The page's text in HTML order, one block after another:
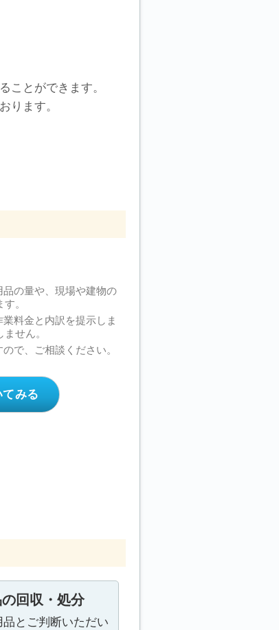
ことができます。
ります。
の量や、現場や建物の
。
料金と内訳を提示しま
せん。
で、ご相談ください。
みる
回収・処分
とご判断いただい